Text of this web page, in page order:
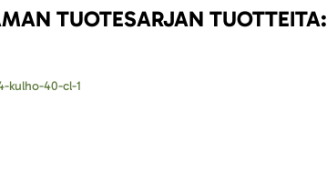
TUOTESARJAN TUOTTEITA: